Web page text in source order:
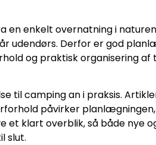
en enkelt overnatning i
udendørs. Derfor er god
og praktisk organisering af
til camping an i praksis.
påvirker
et klart overblik, så både nye
slut.